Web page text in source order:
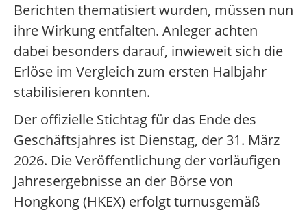
Berichten thematisiert wurden, müssen nun
ihre Wirkung entfalten. Anleger achten
dabei besonders darauf, inwieweit sich die
Erlöse im Vergleich zum ersten Halbjahr
stabilisieren konnten.
Der offizielle Stichtag für das Ende des
Geschäftsjahres ist Dienstag, der 31. März
2026. Die Veröffentlichung der vorläufigen
Jahresergebnisse an der Börse von
Hongkong (HKEX) erfolgt turnusgemäß